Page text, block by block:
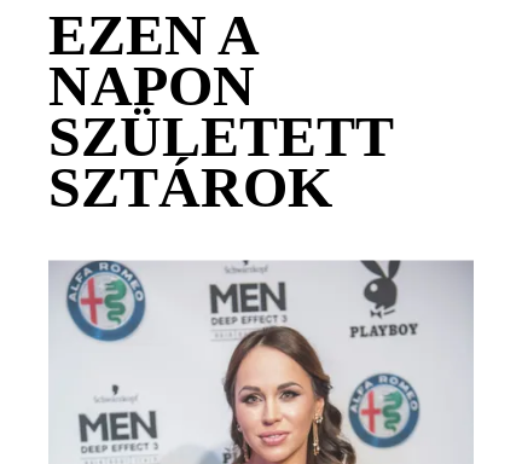
EZEN A
NAPON
SZÜLETETT
SZTÁROK